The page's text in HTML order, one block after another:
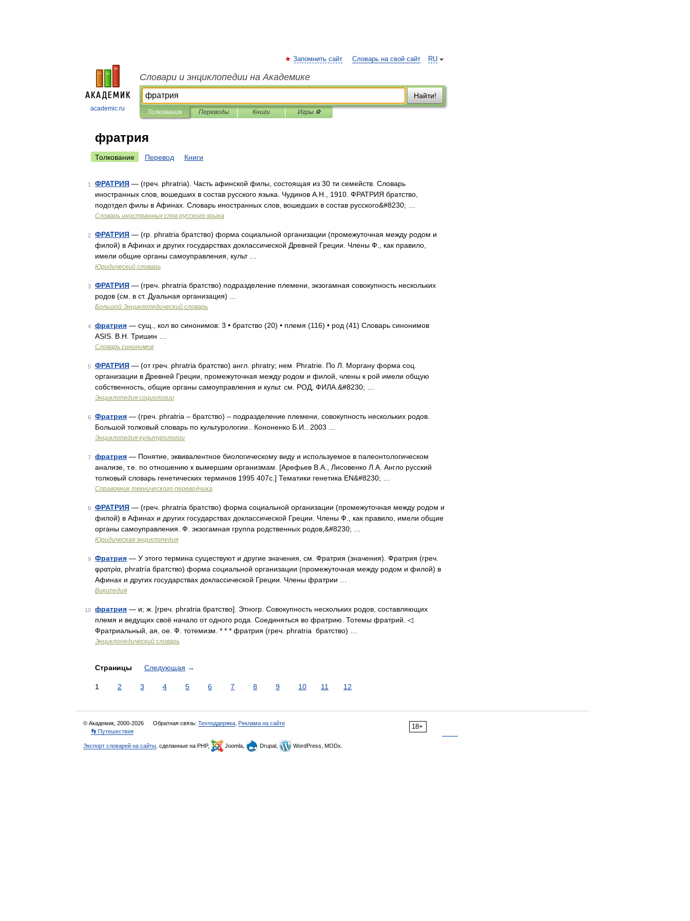
academic.ru
RU
Запомнить сайт Словарь на свой сайт
Словари и энциклопедии на Академике
Найти!
Толкования Переводы Книги Игры ⚽
фратрия
Толкование Перевод Книги
1 ФРАТРИЯ — (греч. phratria). Часть афинской филы, состоящая из 30 ти семейств. Словарь
иностранных слов, вошедших в состав русского языка. Чудинов А.Н., 1910. ФРАТРИЯ братство,
подотдел филы в Афинах. Словарь иностранных слов, вошедших в состав русского&#8230; …
Словарь иностранных слов русского языка
2 ФРАТРИЯ — (гр. phratria братство) форма социальной организации (промежуточная между родом и
филой) в Афинах и других государствах доклассической Древней Греции. Члены Ф., как правило,
имели общие органы самоуправления, культ …
Юридический словарь
3 ФРАТРИЯ — (греч. phratria братство) подразделение племени, экзогамная совокупность нескольких
родов (см. в ст. Дуальная организация) …
Большой Энциклопедический словарь
4 фратрия — сущ., кол во синонимов: 3 • братство (20) • племя (116) • род (41) Словарь синонимов
ASIS. В.Н. Тришин …
Словарь синонимов
5 ФРАТРИЯ — (от греч. phratria братство) англ. phratry; нем. Phratrie. По Л. Моргану форма соц.
организации в Древней Греции, промежуточная между родом и филой, члены к рой имели общую
собственность, общие органы самоуправления и культ. см. РОД, ФИЛА.&#8230; …
Энциклопедия социологии
6 Фратрия — (греч. phratria – братство) – подразделение племени, совокупность нескольких родов.
Большой толковый словарь по культурологии.. Кононенко Б.И.. 2003 …
Энциклопедия культурологии
7 фратрия — Понятие, эквивалентное биологическому виду и используемое в палеонтологическом
анализе, т.е. по отношению к вымершим организмам. [Арефьев В.А., Лисовенко Л.А. Англо русский
толковый словарь генетических терминов 1995 407с.] Тематики генетика EN&#8230; …
Справочник технического переводчика
8 ФРАТРИЯ — (греч. phratria братство) форма социальной организации (промежуточная между родом и
филой) в Афинах и других государствах доклассической Греции. Члены Ф., как правило, имели общие
органы самоуправления. Ф. экзогамная группа родственных родов,&#8230; …
Юридическая энциклопедия
9 Фратрия — У этого термина существуют и другие значения, см. Фратрия (значения). Фратрия (греч.
φρατρία, phratría братство) форма социальной организации (промежуточная между родом и филой) в
Афинах и других государствах доклассической Греции. Члены фратрии …
Википедия
10 фратрия — и; ж. [греч. phratria братство]. Этногр. Совокупность нескольких родов, составляющих
племя и ведущих своё начало от одного рода. Соединяться во фратрию. Тотемы фратрий. ◁
Фратриальный, ая, ое. Ф. тотемизм. * * * фратрия (греч. phratria братство) …
Энциклопедический словарь
Страницы Следующая →
1 2 3 4 5 6 7 8 9 10 11 12
18+
© Академик, 2000-2026 Обратная связь: Техподдержка Реклама на сайте
👣 Путешествия
Экспорт словарей на сайты , сделанные на PHP, Joomla, Drupal, WordPress, MODx.